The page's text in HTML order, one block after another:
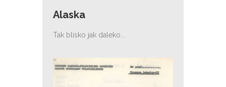
Alaska
Tak blisko jak daleko...